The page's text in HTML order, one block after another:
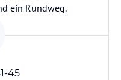
ein Rundweg.
45